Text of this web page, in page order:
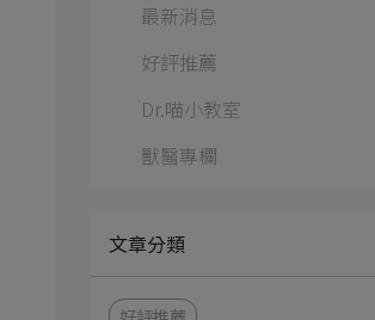
最新消息
好評推薦
Dr.喵小教室
獸醫專欄
文章分類